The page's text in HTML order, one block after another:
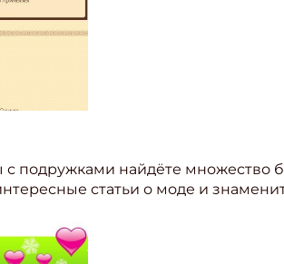
с подружками найдёте множество
статьи о моде и